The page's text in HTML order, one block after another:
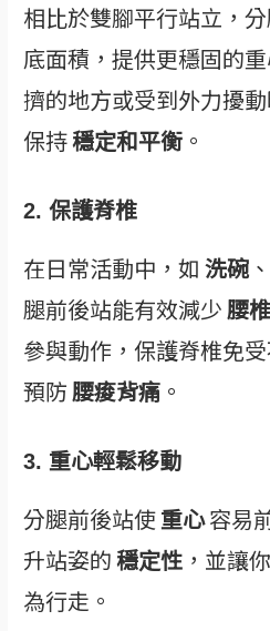
相比於雙腳平行站立，
底面積，提供更穩固的
擠的地方或受到外力擾
保持穩定和平衡 。
2. 保護脊椎
在日常活動中，如洗碗 、
腿前後站能有效減少腰椎
參與動作，保護脊椎免
預防腰痠背痛 。
3. 重心輕鬆移動
分腿前後站使重心容易
升站姿的穩定性 ，並讓
為行走。